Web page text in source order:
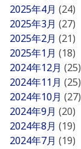
2025年4月 (24)
2025年3月 (27)
2025年2月 (21)
2025年1月 (18)
2024年12月 (25)
2024年11月 (25)
2024年10月 (27)
2024年9月 (20)
2024年8月 (19)
2024年7月 (19)